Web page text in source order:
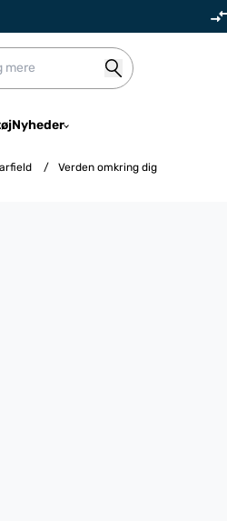
Nyheder
/ Verden omkring dig